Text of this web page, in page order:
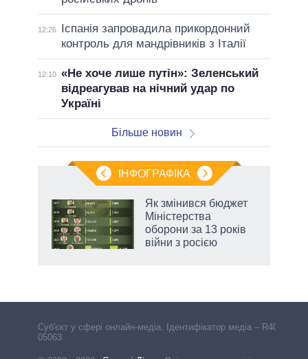
12:26
Іспанія запровадила прикордонний
контроль для мандрівників з Італії
12:10 «Не хоче лише путін»: Зеленський
відреагував на нічний удар по
Україні
Більше новин
ІНФОГРАФІКА
Як змінився бюджет
Міністерства
оборони за 13 років
війни з росією
Cуб'єкт у сфері онлайн-медіа. Ідентифікатор медіа – R40-
05063